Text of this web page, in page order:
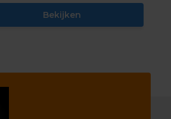
Bekijken